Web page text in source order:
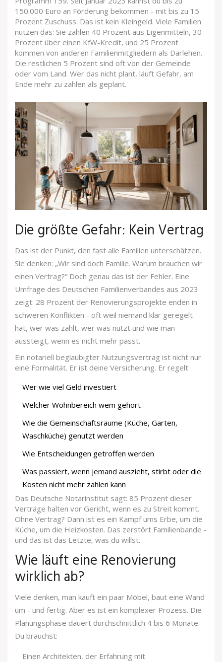
150.000 Euro an Förderung bekommen - mit bis zu 15
Prozent Zuschuss. Das ist kein Kleingeld. Viele Familien
nutzen das: Sie zahlen 40 Prozent aus Eigenmitteln, 30
Prozent über einen KfW-Kredit, und 25 Prozent
kommen von anderen Familienmitgliedern als Darlehen.
Die restlichen 5 Prozent sind oft von der Gemeinde
oder vom Land. Wer das nicht plant, läuft Gefahr, am
Ende mehr zu zahlen als geplant.
Die größte Gefahr: Kein Vertrag
Das ist der Punkt, den fast alle Familien unterschätzen.
Sie denken: „Wir sind doch Familie. Warum brauchen wir
einen Vertrag?“ Doch genau das ist der Fehler. Eine
Umfrage des Deutschen Familienverbandes aus 2023
zeigt: 28 Prozent der Renovierungsprojekte enden in
schweren Konflikten - oft weil niemand klar geregelt
hat, wer was zahlt, wer was nutzt und wie man
aussteigt, wenn es nicht mehr passt.
Ein notariell beglaubigter Nutzungsvertrag ist nicht nur
eine Formalität. Er ist deine Versicherung. Er regelt:
Wer wie viel Geld investiert
Welcher Wohnbereich wem gehört
Wie die Gemeinschaftsräume (Küche, Garten,
Waschküche) genutzt werden
Wie Entscheidungen getroffen werden
Was passiert, wenn jemand auszieht, stirbt oder die
Kosten nicht mehr zahlen kann
Das Deutsche Notarinstitut sagt: 85 Prozent dieser
Verträge halten vor Gericht, wenn es zu Streit kommt.
Ohne Vertrag? Dann ist es ein Kampf ums Erbe, um die
Küche, um die Heizkosten. Das zerstört Familienbande -
und das ist das Letzte, was du willst.
Wie läuft eine Renovierung
wirklich ab?
Viele denken, man kauft ein paar Möbel, baut eine Wand
um - und fertig. Aber es ist ein komplexer Prozess. Die
Planungsphase dauert durchschnittlich 4 bis 6 Monate.
Du brauchst:
Einen Architekten, der Erfahrung mit